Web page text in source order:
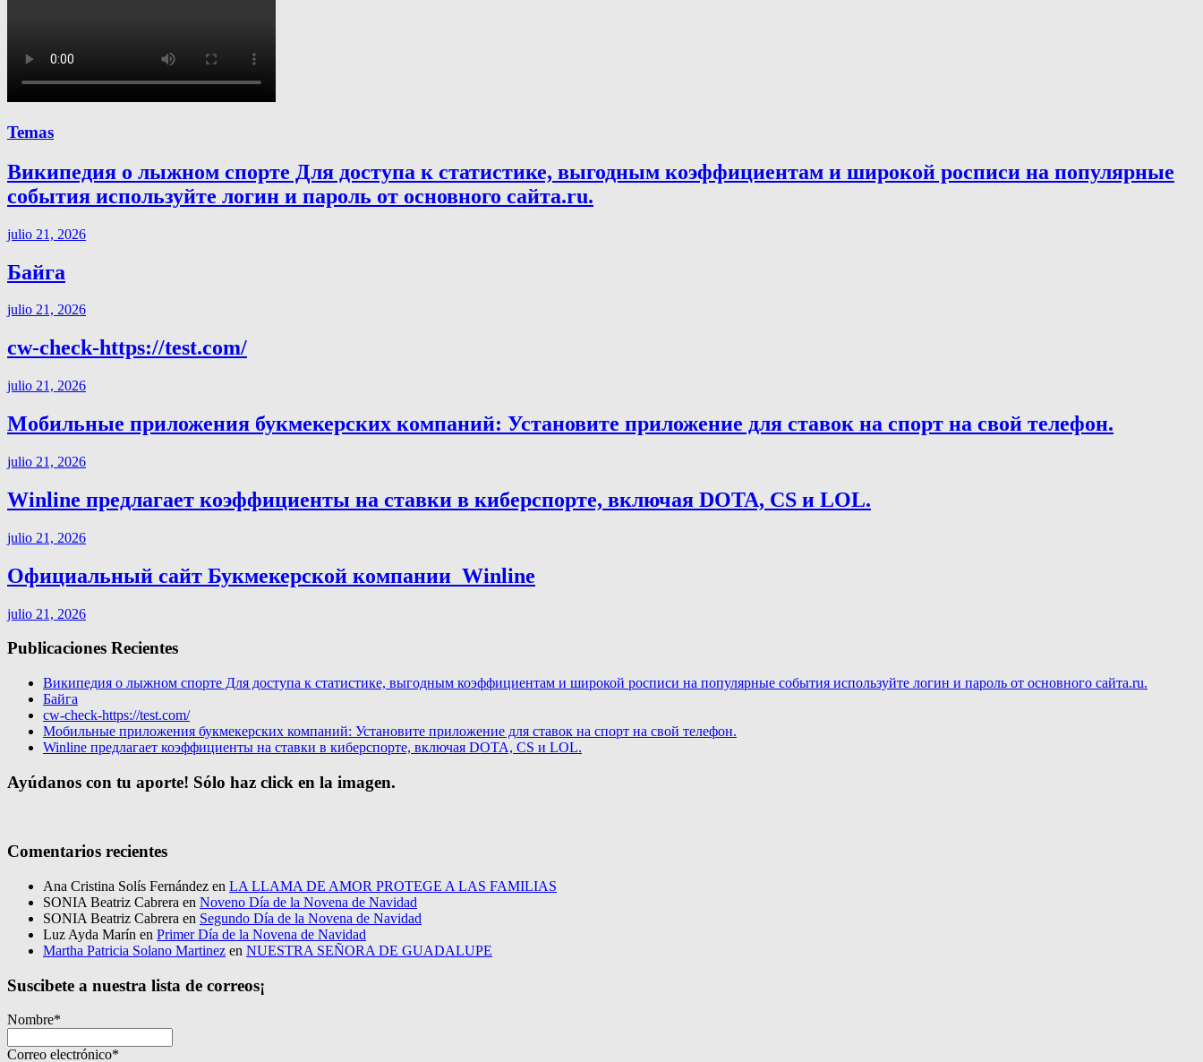
Temas
Википедия о лыжном спорте Для доступа к статистике, выгодным коэффициентам и широкой росписи на популярные
события используйте логин и пароль от основного сайта.ru.
julio 21, 2026
Байга
julio 21, 2026
cw-check-https://test.com/
julio 21, 2026
Мобильные приложения букмекерских компаний: Установите приложение для ставок на спорт на свой телефон.
julio 21, 2026
Winline предлагает коэффициенты на ставки в киберспорте, включая DOTA, CS и LOL.
julio 21, 2026
Официальный сайт Букмекерской компании ️ Winline
julio 21, 2026
Publicaciones Recientes
Википедия о лыжном спорте Для доступа к статистике, выгодным коэффициентам и широкой росписи на популярные события используйте логин и пароль от основного сайта.ru.
Байга
cw-check-https://test.com/
Мобильные приложения букмекерских компаний: Установите приложение для ставок на спорт на свой телефон.
Winline предлагает коэффициенты на ставки в киберспорте, включая DOTA, CS и LOL.
Ayúdanos con tu aporte! Sólo haz click en la imagen.
Comentarios recientes
Ana Cristina Solís Fernández en LA LLAMA DE AMOR PROTEGE A LAS FAMILIAS
SONIA Beatriz Cabrera en Noveno Día de la Novena de Navidad
SONIA Beatriz Cabrera en Segundo Día de la Novena de Navidad
Luz Ayda Marín en Primer Día de la Novena de Navidad
Martha Patricia Solano Martinez en NUESTRA SEÑORA DE GUADALUPE
Suscibete a nuestra lista de correos¡
Nombre*
Correo electrónico*